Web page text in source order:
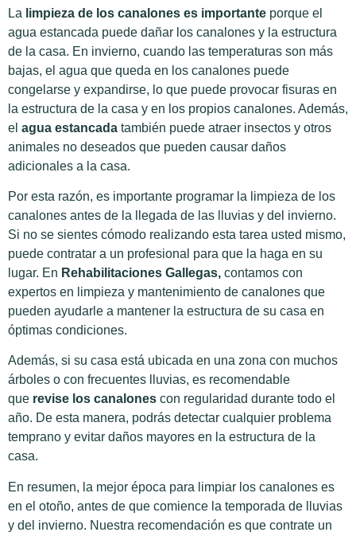
La limpieza de los canalones es importante porque el
agua estancada puede dañar los canalones y la estructura
de la casa. En invierno, cuando las temperaturas son más
bajas, el agua que queda en los canalones puede
congelarse y expandirse, lo que puede provocar fisuras en
la estructura de la casa y en los propios canalones. Además,
el agua estancada también puede atraer insectos y otros
animales no deseados que pueden causar daños
adicionales a la casa.
Por esta razón, es importante programar la limpieza de los
canalones antes de la llegada de las lluvias y del invierno.
Si no se sientes cómodo realizando esta tarea usted mismo,
puede contratar a un profesional para que la haga en su
lugar. En Rehabilitaciones Gallegas, contamos con
expertos en limpieza y mantenimiento de canalones que
pueden ayudarle a mantener la estructura de su casa en
óptimas condiciones.
Además, si su casa está ubicada en una zona con muchos
árboles o con frecuentes lluvias, es recomendable
que revise los canalones con regularidad durante todo el
año. De esta manera, podrás detectar cualquier problema
temprano y evitar daños mayores en la estructura de la
casa.
En resumen, la mejor época para limpiar los canalones es
en el otoño, antes de que comience la temporada de lluvias
y del invierno. Nuestra recomendación es que contrate un